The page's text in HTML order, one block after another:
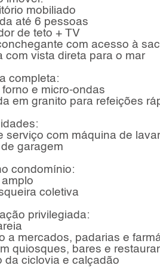
mobiliado
até 6 pessoas
de teto + TV
com acesso à
com vista direta para o mar
completa:
forno e micro-ondas
em granito para refeições
serviço com máquina de lavar
garagem
condomínio:
coletiva
privilegiada:
a mercados, padarias e
quiosques, bares e
da ciclovia e calçadão